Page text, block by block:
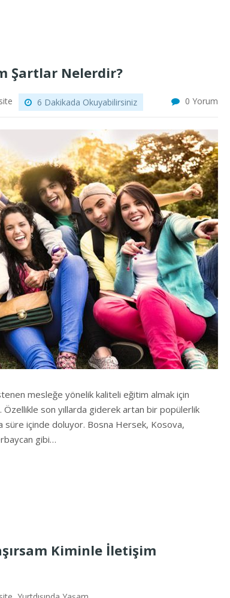
Şartlar Nelerdir?
6 Dakikada Okuyabilirsiniz 0 Yorum
mesleğe yönelik kaliteli eğitim almak için
Özellikle son yıllarda giderek artan bir popülerlik
süre içinde doluyor. Bosna Hersek, Kosova,
gibi…
Kiminle İletişim